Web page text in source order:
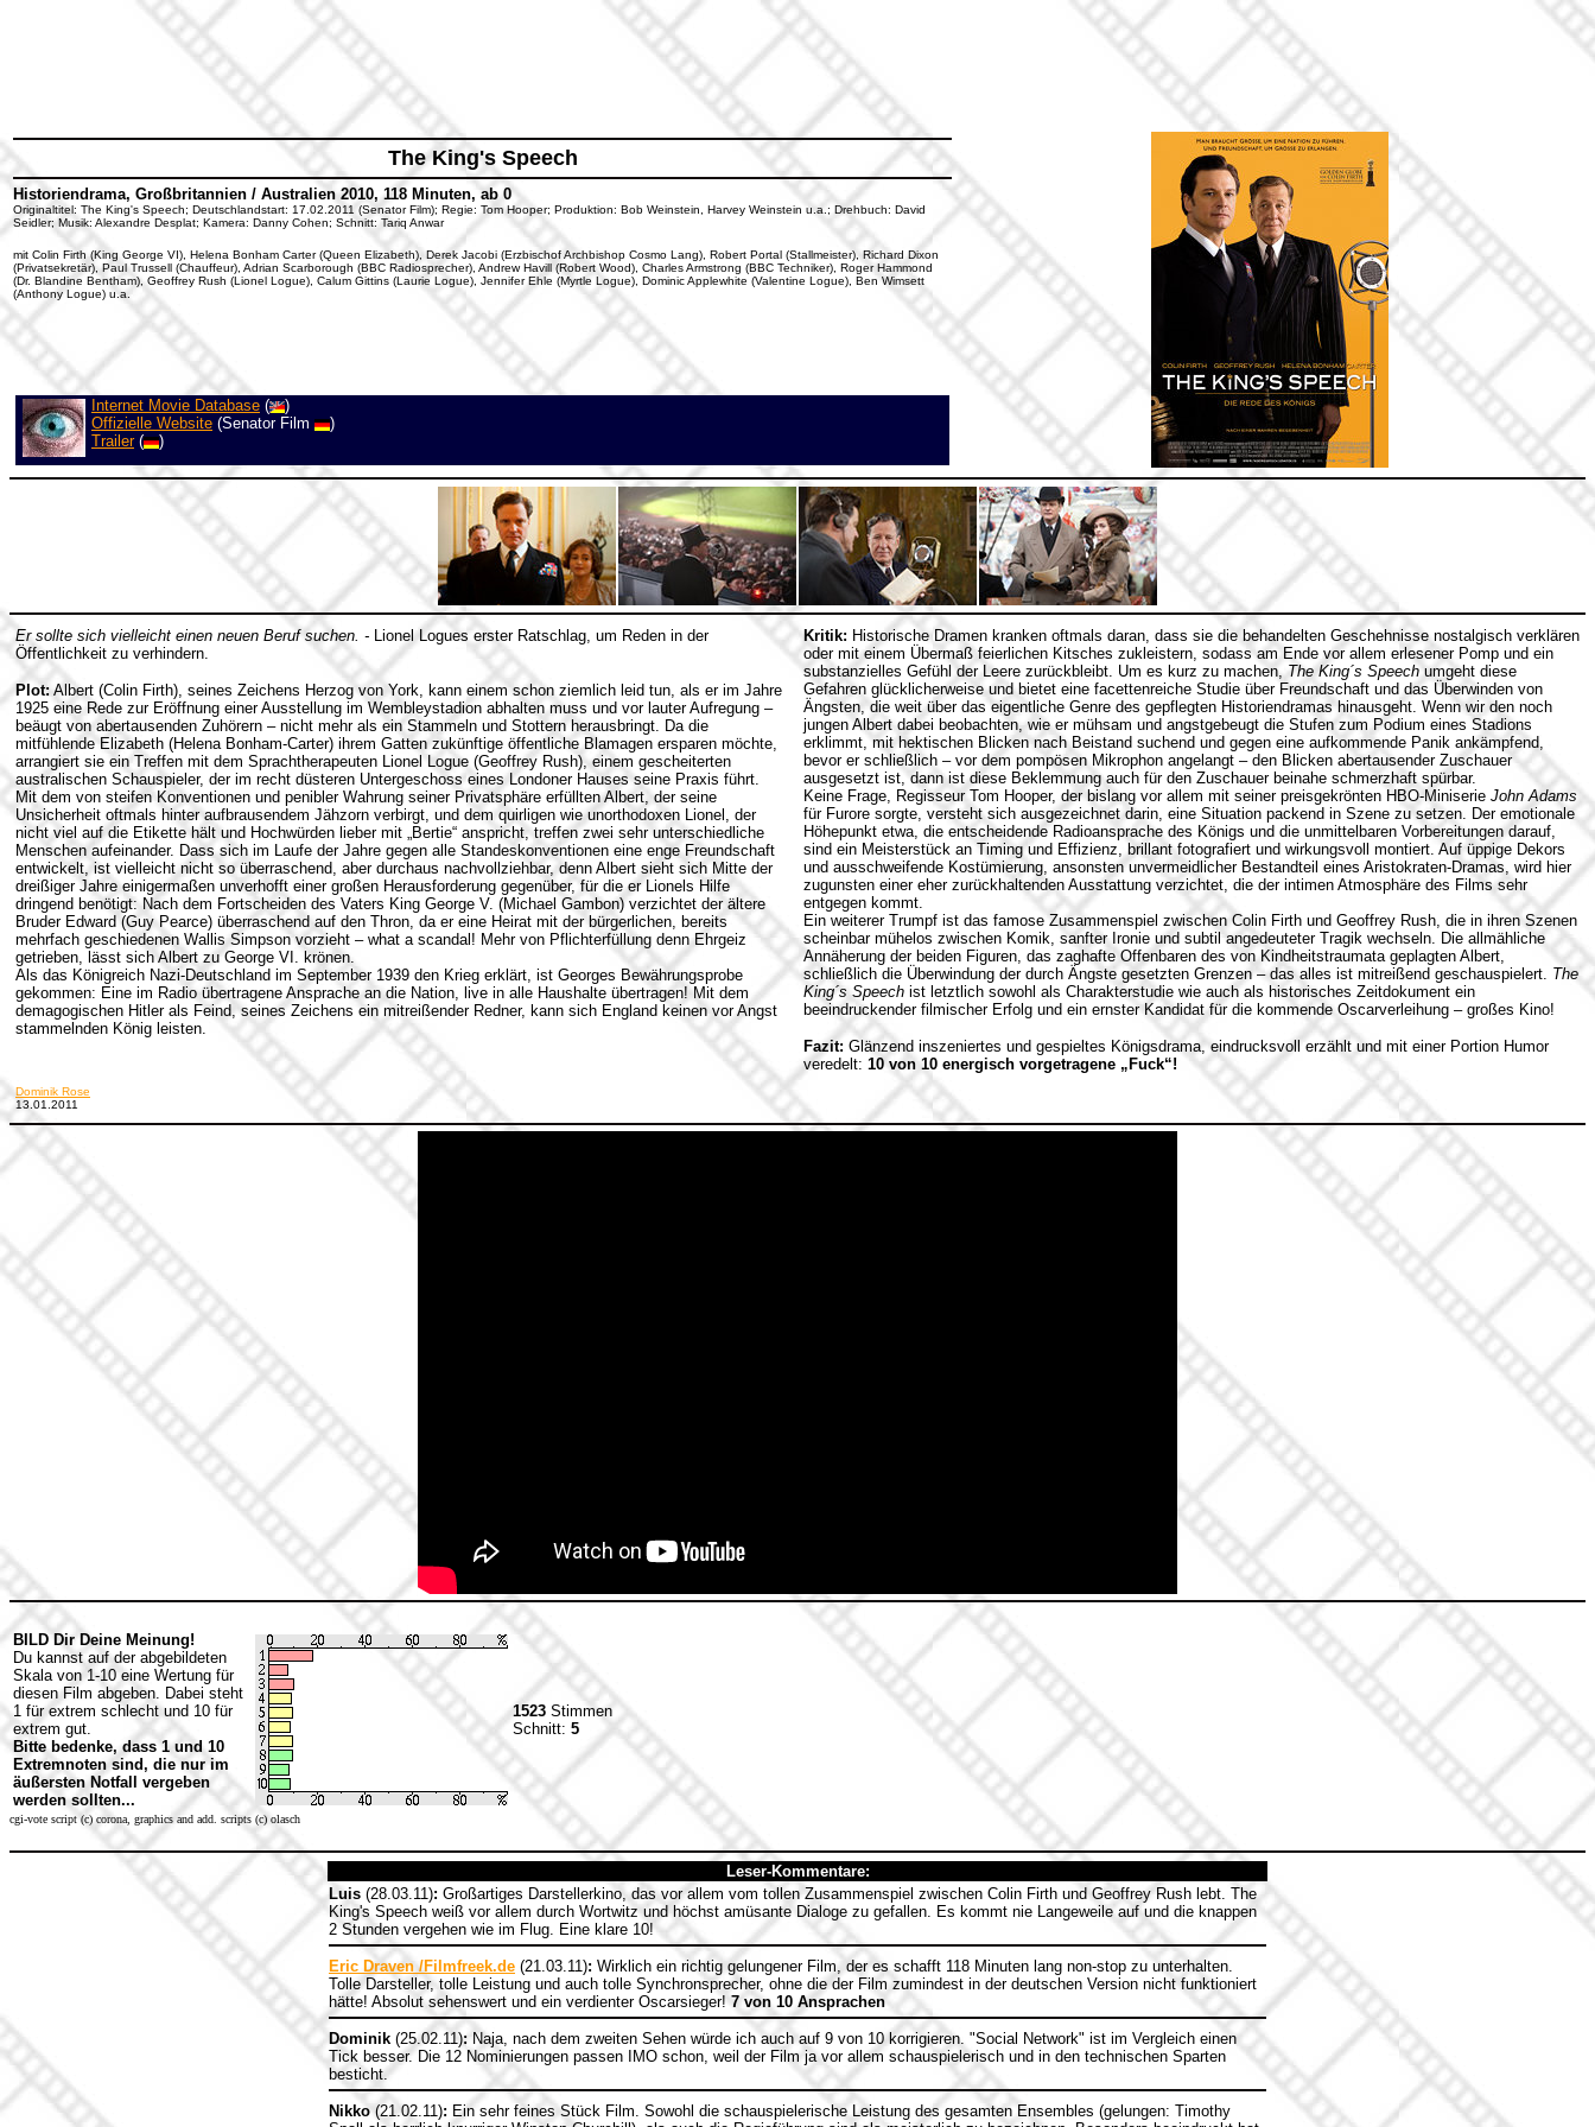
The King's Speech
Historiendrama, Großbritannien / Australien 2010, 118 Minuten, ab 0
Originaltitel: The King's Speech; Deutschlandstart: 17.02.2011 (Senator Film); Regie: Tom Hooper; Produktion: Bob Weinstein, Harvey Weinstein u.a.; Drehbuch: David
Seidler; Musik: Alexandre Desplat; Kamera: Danny Cohen; Schnitt: Tariq Anwar
mit Colin Firth (King George VI), Helena Bonham Carter (Queen Elizabeth), Derek Jacobi (Erzbischof Archbishop Cosmo Lang), Robert Portal (Stallmeister), Richard Dixon
(Privatsekretär), Paul Trussell (Chauffeur), Adrian Scarborough (BBC Radiosprecher), Andrew Havill (Robert Wood), Charles Armstrong (BBC Techniker), Roger Hammond
(Dr. Blandine Bentham), Geoffrey Rush (Lionel Logue), Calum Gittins (Laurie Logue), Jennifer Ehle (Myrtle Logue), Dominic Applewhite (Valentine Logue), Ben Wimsett
(Anthony Logue) u.a.
Internet Movie Database (
)
Offizielle Website (Senator Film
)
Trailer( )
Er sollte sich vielleicht einen neuen Beruf suchen. - Lionel Logues erster Ratschlag, um Reden in der
Öffentlichkeit zu verhindern.
Plot:Albert (Colin Firth), seines Zeichens Herzog von York, kann einem schon ziemlich leid tun, als er im Jahre
1925 eine Rede zur Eröffnung einer Ausstellung im Wembleystadion abhalten muss und vor lauter Aufregung –
beäugt von abertausenden Zuhörern – nicht mehr als ein Stammeln und Stottern herausbringt. Da die
mitfühlende Elizabeth (Helena Bonham-Carter) ihrem Gatten zukünftige öffentliche Blamagen ersparen möchte,
arrangiert sie ein Treffen mit dem Sprachtherapeuten Lionel Logue (Geoffrey Rush), einem gescheiterten
australischen Schauspieler, der im recht düsteren Untergeschoss eines Londoner Hauses seine Praxis führt.
Mit dem von steifen Konventionen und penibler Wahrung seiner Privatsphäre erfüllten Albert, der seine
Unsicherheit oftmals hinter aufbrausendem Jähzorn verbirgt, und dem quirligen wie unorthodoxen Lionel, der
nicht viel auf die Etikette hält und Hochwürden lieber mit „Bertie“ anspricht, treffen zwei sehr unterschiedliche
Menschen aufeinander. Dass sich im Laufe der Jahre gegen alle Standeskonventionen eine enge Freundschaft
entwickelt, ist vielleicht nicht so überraschend, aber durchaus nachvollziehbar, denn Albert sieht sich Mitte der
dreißiger Jahre einigermaßen unverhofft einer großen Herausforderung gegenüber, für die er Lionels Hilfe
dringend benötigt: Nach dem Fortscheiden des Vaters King George V. (Michael Gambon) verzichtet der ältere
Bruder Edward (Guy Pearce) überraschend auf den Thron, da er eine Heirat mit der bürgerlichen, bereits
mehrfach geschiedenen Wallis Simpson vorzieht – what a scandal! Mehr von Pflichterfüllung denn Ehrgeiz
getrieben, lässt sich Albert zu George VI. krönen.
Als das Königreich Nazi-Deutschland im September 1939 den Krieg erklärt, ist Georges Bewährungsprobe
gekommen: Eine im Radio übertragene Ansprache an die Nation, live in alle Haushalte übertragen! Mit dem
demagogischen Hitler als Feind, seines Zeichens ein mitreißender Redner, kann sich England keinen vor Angst
stammelnden König leisten.
Kritik: Historische Dramen kranken oftmals daran, dass sie die behandelten Geschehnisse nostalgisch verklären
oder mit einem Übermaß feierlichen Kitsches zukleistern, sodass am Ende vor allem erlesener Pomp und ein
substanzielles Gefühl der Leere zurückbleibt. Um es kurz zu machen, The King´s Speech umgeht diese
Gefahren glücklicherweise und bietet eine facettenreiche Studie über Freundschaft und das Überwinden von
Ängsten, die weit über das eigentliche Genre des gepflegten Historiendramas hinausgeht. Wenn wir den noch
jungen Albert dabei beobachten, wie er mühsam und angstgebeugt die Stufen zum Podium eines Stadions
erklimmt, mit hektischen Blicken nach Beistand suchend und gegen eine aufkommende Panik ankämpfend,
bevor er schließlich – vor dem pompösen Mikrophon angelangt – den Blicken abertausender Zuschauer
ausgesetzt ist, dann ist diese Beklemmung auch für den Zuschauer beinahe schmerzhaft spürbar.
Keine Frage, Regisseur Tom Hooper, der bislang vor allem mit seiner preisgekrönten HBO-Miniserie John Adams
für Furore sorgte, versteht sich ausgezeichnet darin, eine Situation packend in Szene zu setzen. Der emotionale
Höhepunkt etwa, die entscheidende Radioansprache des Königs und die unmittelbaren Vorbereitungen darauf,
sind ein Meisterstück an Timing und Effizienz, brillant fotografiert und wirkungsvoll montiert. Auf üppige Dekors
und ausschweifende Kostümierung, ansonsten unvermeidlicher Bestandteil eines Aristokraten-Dramas, wird hier
zugunsten einer eher zurückhaltenden Ausstattung verzichtet, die der intimen Atmosphäre des Films sehr
entgegen kommt.
Ein weiterer Trumpf ist das famose Zusammenspiel zwischen Colin Firth und Geoffrey Rush, die in ihren Szenen
scheinbar mühelos zwischen Komik, sanfter Ironie und subtil angedeuteter Tragik wechseln. Die allmähliche
Annäherung der beiden Figuren, das zaghafte Offenbaren des von Kindheitstraumata geplagten Albert,
schließlich die Überwindung der durch Ängste gesetzten Grenzen – das alles ist mitreißend geschauspielert. The
King´s Speech ist letztlich sowohl als Charakterstudie wie auch als historisches Zeitdokument ein
beeindruckender filmischer Erfolg und ein ernster Kandidat für die kommende Oscarverleihung – großes Kino!
Fazit: Glänzend inszeniertes und gespieltes Königsdrama, eindrucksvoll erzählt und mit einer Portion Humor
veredelt: 10 von 10 energisch vorgetragene „Fuck“!
Dominik Rose
13.01.2011
BILD Dir Deine Meinung!
Du kannst auf der abgebildeten
Skala von 1-10 eine Wertung für
diesen Film abgeben. Dabei steht
1 für extrem schlecht und 10 für
extrem gut.
Bitte bedenke, dass 1 und 10
Extremnoten sind, die nur im
äußersten Notfall vergeben
werden sollten...
1523 Stimmen
Schnitt: 5
cgi-vote script (c) corona, graphics and add. scripts (c) olasch
Leser-Kommentare:
Luis (28.03.11): Großartiges Darstellerkino, das vor allem vom tollen Zusammenspiel zwischen Colin Firth und Geoffrey Rush lebt. The
King's Speech weiß vor allem durch Wortwitz und höchst amüsante Dialoge zu gefallen. Es kommt nie Langeweile auf und die knappen
2 Stunden vergehen wie im Flug. Eine klare 10!
Eric Draven /Filmfreek.de (21.03.11): Wirklich ein richtig gelungener Film, der es schafft 118 Minuten lang non-stop zu unterhalten.
Tolle Darsteller, tolle Leistung und auch tolle Synchronsprecher, ohne die der Film zumindest in der deutschen Version nicht funktioniert
hätte! Absolut sehenswert und ein verdienter Oscarsieger!7 von 10 Ansprachen
Dominik (25.02.11): Naja, nach dem zweiten Sehen würde ich auch auf 9 von 10 korrigieren. "Social Network" ist im Vergleich einen
Tick besser. Die 12 Nominierungen passen IMO schon, weil der Film ja vor allem schauspielerisch und in den technischen Sparten
besticht.
Nikko(21.02.11): Ein sehr feines Stück Film. Sowohl die schauspielerische Leistung des gesamten Ensembles (gelungen: Timothy